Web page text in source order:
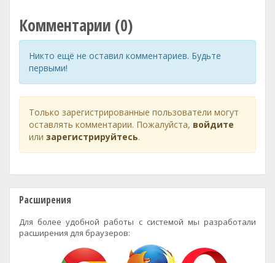
Комментарии (0)
Никто ещё не оставил комментариев. Будьте
первыми!
Только зарегистрированные пользователи могут
оставлять комментарии. Пожалуйста, войдите
или зарегистрируйтесь.
Расширения
Для более удобной работы с системой мы разработали
расширения для браузеров: